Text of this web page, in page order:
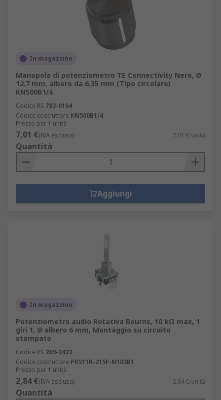
In magazzino
Manopola di potenziometro TE Connectivity Nero, Ø
12.7 mm, albero da 6.35 mm (Tipo circolare)
KN500B1/4
Codice RS 783-0164
Codice costruttore KN500B1/4
Prezzo per 1 unità
7,01 €(IVA esclusa) 7,01 €/unità
Quantità
Aggiungi
In magazzino
Potenziometro audio Rotativa Bourns, 10 kΩ max, 1
giri 1, Ø albero 6 mm, Montaggio su circuito
stampato
Codice RS 269-2423
Codice costruttore PRS11R-215F-N103B1
Prezzo per 1 unità
2,84 €(IVA esclusa) 2,84 €/unità
Quantità